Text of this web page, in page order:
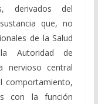
derivados del
que, no
de la Salud
Autoridad de
nervioso central
comportamiento,
con la función